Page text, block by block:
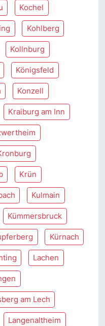
Kochel
Kohlberg
Kollnburg
Königsfeld
Konzell
Kraiburg am Inn
Krün
Kulmain
Kümmersbruck
Kürnach
Lachen
am Lech
Langenaltheim